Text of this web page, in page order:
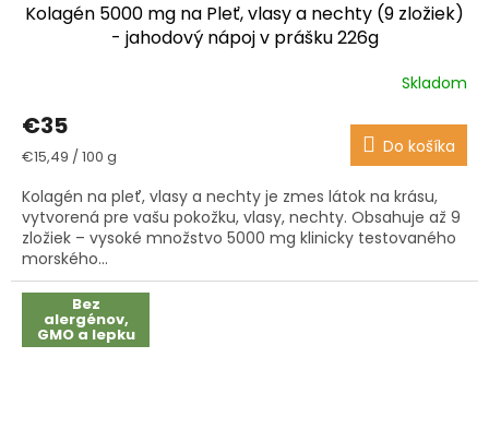
Kolagén 5000 mg na Pleť, vlasy a nechty (9 zložiek)
- jahodový nápoj v prášku 226g
produktu
je
3,8
z
5
hviezdičiek.
Skladom
€35
Jednotková
€15,49 / 100 g Do košíka
Kolagén na pleť, vlasy a nechty je zmes látok na krásu,
vytvorená pre vašu pokožku, vlasy, nechty. Obsahuje až 9
zložiek – vysoké množstvo 5000 mg klinicky testovaného
morského...
Bez
alergénov,
GMO a lepku